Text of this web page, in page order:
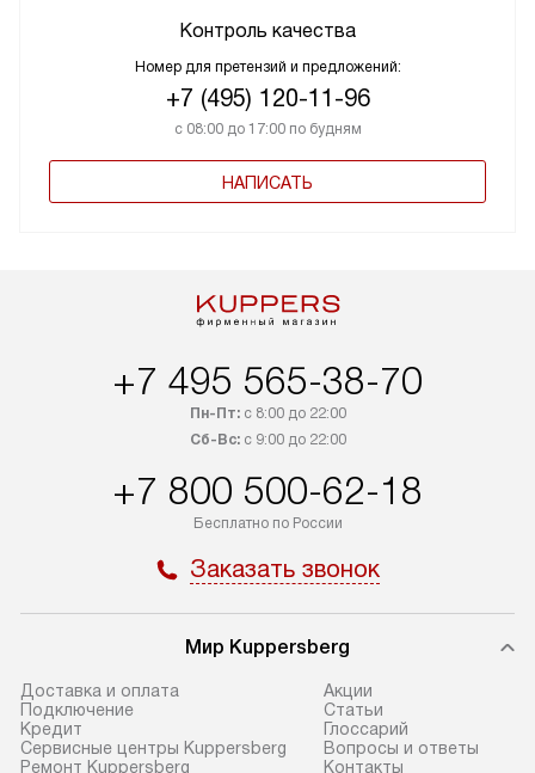
Контроль качества
Номер для претензий и предложений:
+7 (495) 120-11-96
с 08:00 до 17:00 по будням
НАПИСАТЬ
+7 495 565-38-70
Пн-Пт:с 8:00 до 22:00
Сб-Вс:с 9:00 до 22:00
+7 800 500-62-18
Бесплатно по России
Заказать звонок
Мир Kuppersberg
Доставка и оплата
Подключение
Кредит
Сервисные центры Kuppersberg
Ремонт Kuppersberg
Акции
Cтатьи
Глоссарий
Вопросы и ответы
Контакты